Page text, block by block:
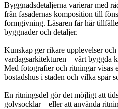
Byggnadsdetaljerna varierar med
från fasadernas komposition till
formgivning. Läsaren får här
byggnader och detaljer.
Kunskap ger rikare upplevelser
vardagsarkitekturen – vårt byggda
Med fotografier och ritningar visas
bostadshus i staden och vilka spår
En ritningsdel gör det möjligt att
golvsocklar – eller att använda